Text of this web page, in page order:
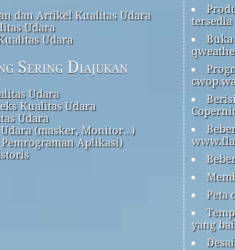
dan Artikel Kualitas Udara
Udara
Udara
Sering Diajukan
Udara
Kualitas Udara
Udara
(masker, Monitor…)
Aplikasi)
tersedia
Peta
yang